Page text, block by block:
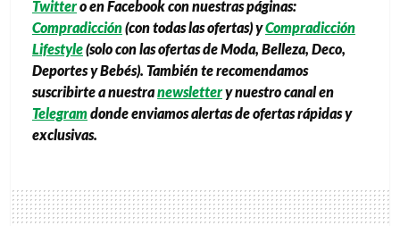
Twittero en Facebook con nuestras páginas:
Compradicción(con todas las ofertas) yCompradicción
Lifestyle(solo con las ofertas de Moda, Belleza, Deco,
Deportes y Bebés). También te recomendamos
suscribirte a nuestranewslettery nuestro canal en
Telegramdonde enviamos alertas de ofertas rápidas y
exclusivas.